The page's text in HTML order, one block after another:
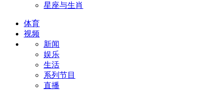
星座与生肖
体育
视频
新闻
娱乐
生活
系列节目
直播